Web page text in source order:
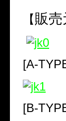
【販売
[A-
[B-